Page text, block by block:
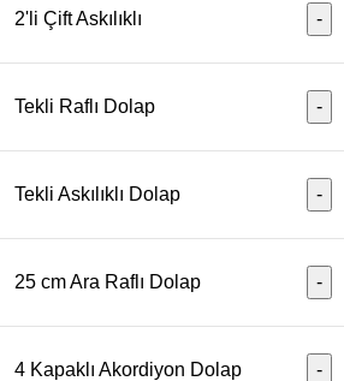
2'li Çift Askılıklı -
Tekli Raflı Dolap -
Tekli Askılıklı Dolap -
25 cm Ara Raflı Dolap -
4 Kapaklı Akordiyon Dolap -